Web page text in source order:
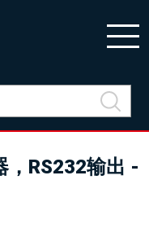
，RS232输出 -